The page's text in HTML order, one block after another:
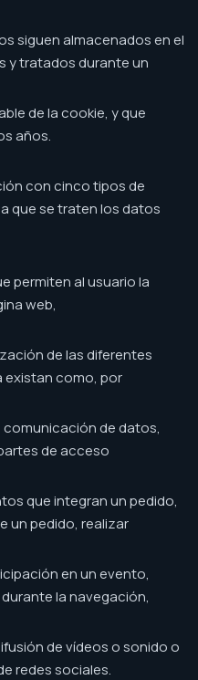
siguen almacenados en el
y tratados durante un
de la cookie, y que
años.
con cinco tipos de
que se traten los datos
permiten al usuario la
web,
de las diferentes
existan como, por
de datos,
de acceso
que integran un pedido,
un pedido, realizar
en un evento,
la navegación,
de vídeos o sonido o
redes sociales.